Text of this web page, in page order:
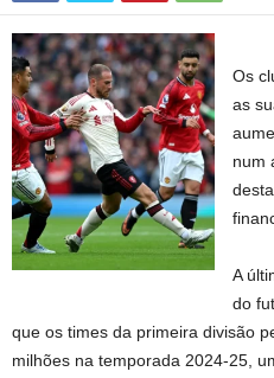
Os
as
num
A
do
que os times da primeira divisão
milhões na temporada 2024-25,